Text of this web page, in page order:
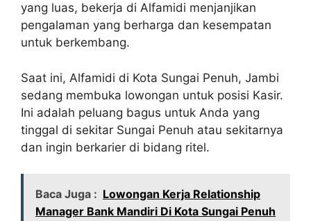
yang luas, bekerja di Alfamidi menjanjikan
pengalaman yang berharga dan kesempatan
untuk berkembang.
Saat ini, Alfamidi di Kota Sungai Penuh, Jambi
sedang membuka lowongan untuk posisi Kasir.
Ini adalah peluang bagus untuk Anda yang
tinggal di sekitar Sungai Penuh atau sekitarnya
dan ingin berkarier di bidang ritel.
Baca Juga : Lowongan Kerja Relationship
Manager Bank Mandiri Di Kota Sungai Penuh